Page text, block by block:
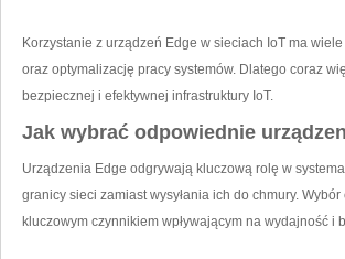
Korzystanie z urządzeń Edge w sieciach IoT ma​
oraz optymalizację ⁣pracy systemów. Dlatego‌ coraz
bezpiecznej i efektywnej infrastruktury IoT.
Jak wybrać odpowiednie
Urządzenia Edge odgrywają kluczową rolę w
granicy sieci zamiast wysyłania ich ⁣do chmury.
kluczowym czynnikiem⁤ wpływającym na wydajność ‌i